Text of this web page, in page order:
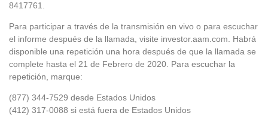
8417761.
Para participar a través de la transmisión en vivo o para escuchar
el informe después de la llamada, visite investor.aam.com. Habrá
disponible una repetición una hora después de que la llamada se
complete hasta el 21 de Febrero de 2020. Para escuchar la
repetición, marque:
(877) 344-7529 desde Estados Unidos
(412) 317-0088 si está fuera de Estados Unidos